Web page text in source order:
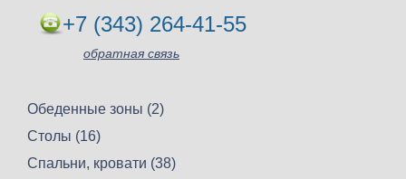
+7 (343) 264-41-55
обратная связь
Обеденные зоны (2)
Столы (16)
Спальни, кровати (38)